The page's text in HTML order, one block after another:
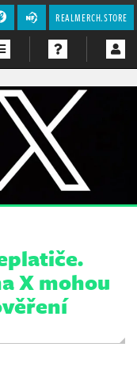
REALMERCH.STORE
X mohou